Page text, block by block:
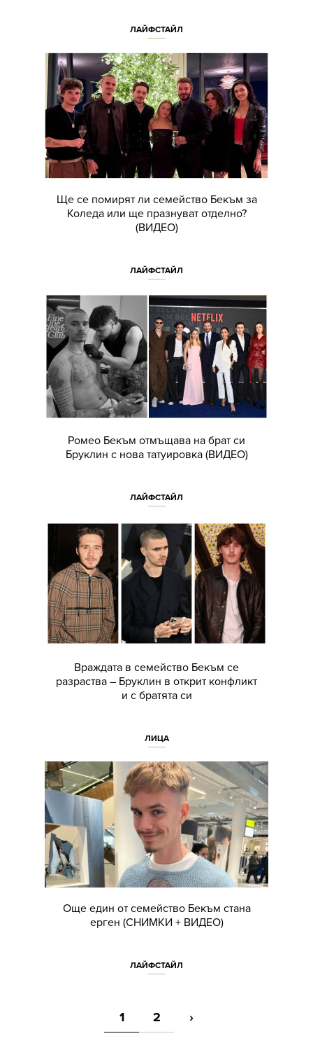
ЛАЙФСТАЙЛ
Ще се помирят ли семейство Бекъм за
Коледа или ще празнуват отделно?
(ВИДЕО)
ЛАЙФСТАЙЛ
Ромео Бекъм отмъщава на брат си
Бруклин с нова татуировка (ВИДЕО)
ЛАЙФСТАЙЛ
Враждата в семейство Бекъм се
разраства – Бруклин в открит конфликт
и с братята си
ЛИЦА
Още един от семейство Бекъм стана
ерген (СНИМКИ + ВИДЕО)
ЛАЙФСТАЙЛ
1 2 ›